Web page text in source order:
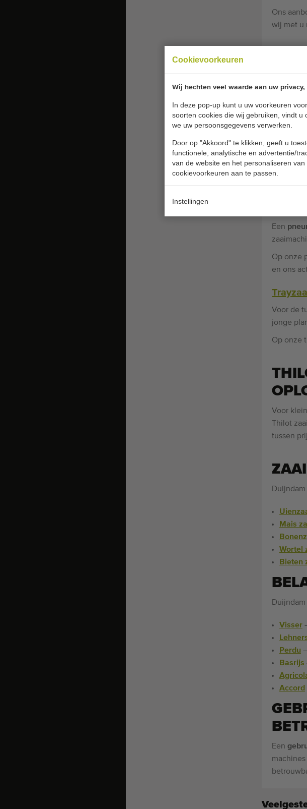
Cookievoorkeuren
Wij hechten veel waarde aan uw
In deze pop-up kunt u uw voorkeuren
soorten cookies die wij gebruiken, vindt u
we uw persoonsgegevens verwerken.
Door op "Akkoord" te klikken, geeft u
functionele, analytische en advertentie/
van de website en het personaliseren
cookievoorkeuren aan te passen.
Instellingen
Ons
wij met u
wilt
Een
Ze zijn
Op
Een
Op onze
en ons
Voor de
jonge
Op onze
Voor
Thilot
tussen
Mais
Wortel
Bieten
Visser
Perdu
Basrijs
Accord
Een